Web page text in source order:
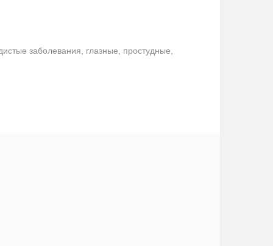
заболевания, глазные, простудные,